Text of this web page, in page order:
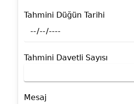
Tahmini Düğün Tarihi
Tahmini Davetli Sayısı
Mesaj